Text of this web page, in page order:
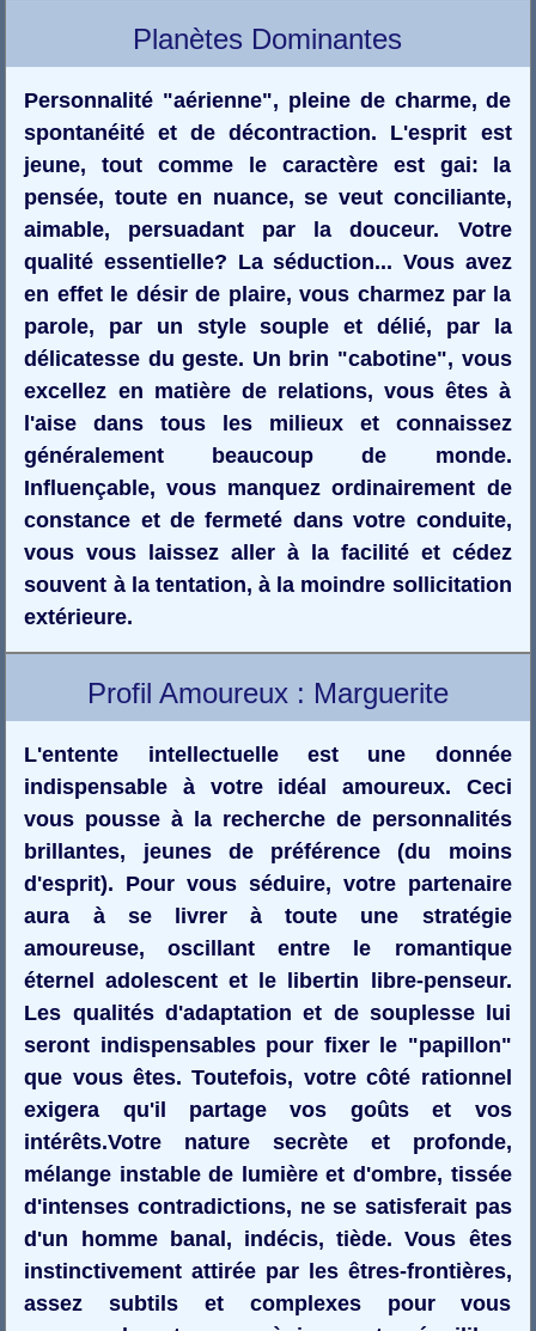
Planètes Dominantes
Personnalité "aérienne", pleine de charme, de
spontanéité et de décontraction. L'esprit est
jeune, tout comme le caractère est gai: la
pensée, toute en nuance, se veut conciliante,
aimable, persuadant par la douceur. Votre
qualité essentielle? La séduction... Vous avez
en effet le désir de plaire, vous charmez par la
parole, par un style souple et délié, par la
délicatesse du geste. Un brin "cabotine", vous
excellez en matière de relations, vous êtes à
l'aise dans tous les milieux et connaissez
généralement beaucoup de monde.
Influençable, vous manquez ordinairement de
constance et de fermeté dans votre conduite,
vous vous laissez aller à la facilité et cédez
souvent à la tentation, à la moindre sollicitation
extérieure.
Profil Amoureux : Marguerite
L'entente intellectuelle est une donnée
indispensable à votre idéal amoureux. Ceci
vous pousse à la recherche de personnalités
brillantes, jeunes de préférence (du moins
d'esprit). Pour vous séduire, votre partenaire
aura à se livrer à toute une stratégie
amoureuse, oscillant entre le romantique
éternel adolescent et le libertin libre-penseur.
Les qualités d'adaptation et de souplesse lui
seront indispensables pour fixer le "papillon"
que vous êtes. Toutefois, votre côté rationnel
exigera qu'il partage vos goûts et vos
intérêts.Votre nature secrète et profonde,
mélange instable de lumière et d'ombre, tissée
d'intenses contradictions, ne se satisferait pas
d'un homme banal, indécis, tiède. Vous êtes
instinctivement attirée par les êtres-frontières,
assez subtils et complexes pour vous